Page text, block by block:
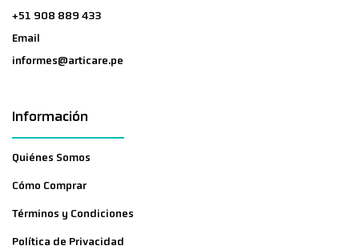
+51 908 889 433
Email
informes@articare.pe
Información
Quiénes Somos
Cómo Comprar
Términos y Condiciones
Política de Privacidad